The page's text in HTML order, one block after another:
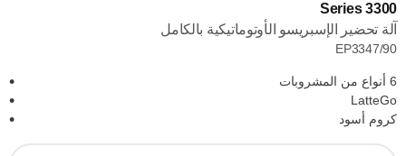
Series 3300
آلة تحضير الإسبريسو الأوتوماتيكية بالكامل
EP3347/90
6 أنواع من المشروبات
LatteGo
كروم أسود